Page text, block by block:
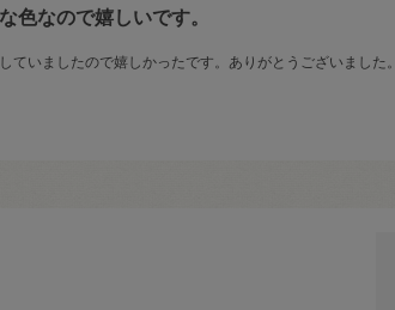
色なので嬉しいです。
ていましたので嬉しかったです。ありがとうございました。